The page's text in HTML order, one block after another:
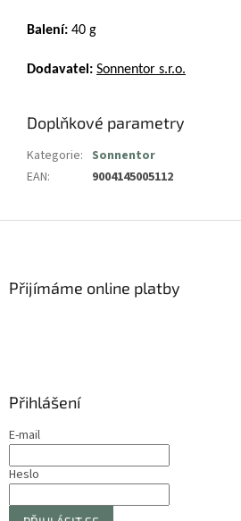
Balení: 40 g
Dodavatel: Sonnentor s.r.o.
Doplňkové parametry
Kategorie: Sonnentor
EAN: 9004145005112
Přijímáme online platby
Přihlášení
E-mail
Heslo